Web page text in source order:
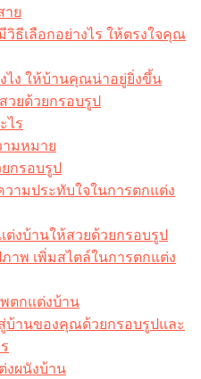
าย
ธีเลือกอย่างไร ให้ตรงใจคุณ
ไง ให้บ้านคุณน่าอยู่ยิ่งขึ้น
วยด้วยกรอบรูป
ไร​
มหมาย
กรอบรูป
ามประทับใจในการตกแต่ง
งบ้านให้สวยด้วยกรอบรูป
าพ เพิ่มสไตล์ในการตกแต่ง
ตกแต่งบ้าน
บ้านของคุณด้วยกรอบรูปและ
งผนังบ้าน